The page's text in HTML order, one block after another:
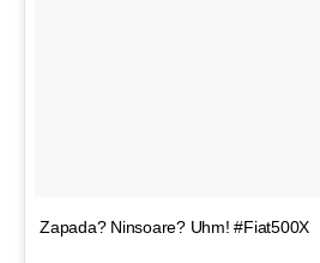
Zapada? Ninsoare? Uhm! #Fiat500X